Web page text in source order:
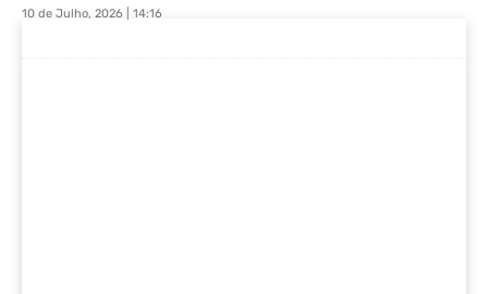
10 de Julho, 2026 | 14:16